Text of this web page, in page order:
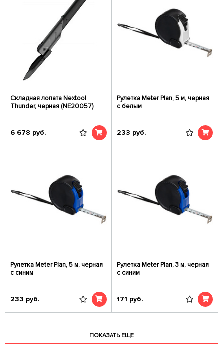
Складная лопата Nextool
Thunder, черная (NE20057)
6 678 руб.
Рулетка Meter Plan, 5 м, черная
с белым
233 руб.
Рулетка Meter Plan, 5 м, черная
с синим
233 руб.
Рулетка Meter Plan, 3 м, черная
с синим
171 руб.
ПОКАЗАТЬ ЕЩЕ